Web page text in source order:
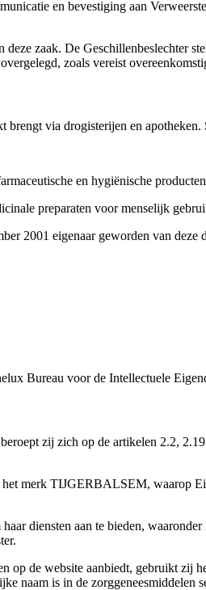
en bevestiging aan
zaak. De Geschillenbeslechter
zoals vereist
via drogisterijen en
en hygiënische
preparaten voor menselijk
2001 eigenaar geworden van
Bureau voor de Intellectuele
zij zich op de artikelen 2.2,
merk TIJGERBALSEM, waarop
diensten aan te bieden,
op de website aanbiedt, gebruikt
naam is in de zorggeneesmiddelen